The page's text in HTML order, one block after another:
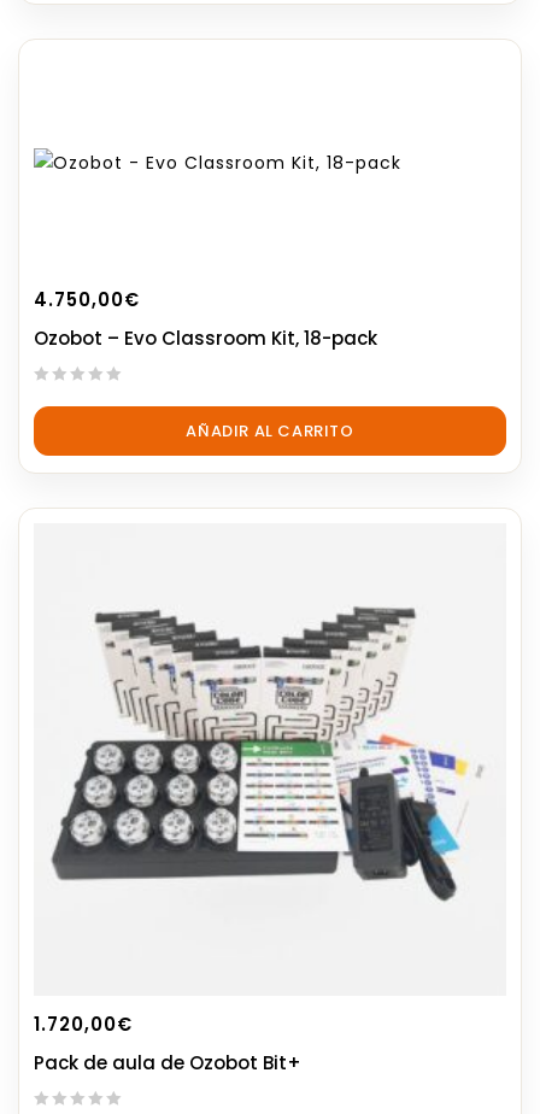
4.750,00€
Ozobot – Evo Classroom Kit, 18-pack
out
5
AÑADIR AL CARRITO
1.720,00€
Pack de aula de Ozobot Bit+